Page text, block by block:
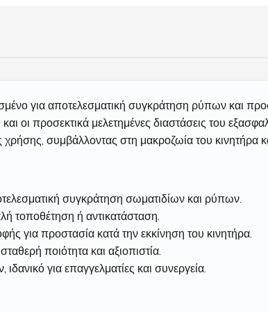
για αποτελεσματική συγκράτηση ρύπων και
οι προσεκτικά μελετημένες διαστάσεις του
χρήσης, συμβάλλοντας στη μακροζωία του κινητήρα
συγκράτηση σωματιδίων και ρύπων.
τοποθέτηση ή αντικατάσταση.
για προστασία κατά την εκκίνηση του κινητήρα.
ποιότητα και αξιοπιστία.
για επαγγελματίες και συνεργεία.